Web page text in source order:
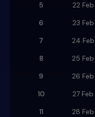
5
22 Feb
6
23 Feb
7
24 Feb
8
25 Feb
9
26 Feb
10
27 Feb
11
28 Feb